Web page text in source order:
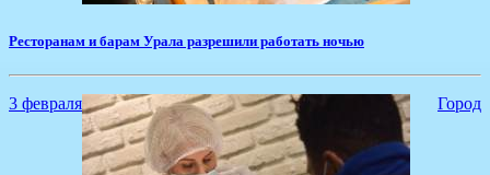
Ресторанам и барам Урала разрешили работать ночью
3 февраля Город